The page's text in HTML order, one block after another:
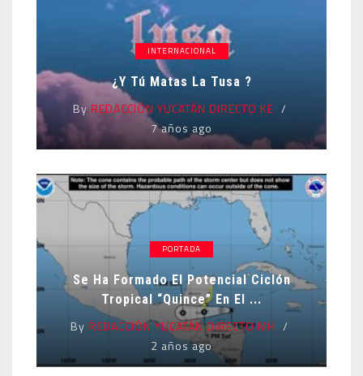
INTERNACIONAL
¿Y Tú Matas La Tusa ?
ByREDACCIÓN YUCATÁN DIRECTO KE
7 años ago
PORTADA
Se Ha Formado El Potencial Ciclón
Tropical “Quince” En El ...
By REDACCIÓN YUCATÁN DIRECTO MH
2 años ago